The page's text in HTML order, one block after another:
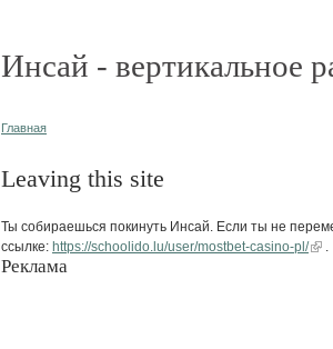
Инсай - вертикальное
Главная
Leaving this site
Ты собираешься покинуть Инсай. Если ты не
ссылке: https://schoolido.lu/user/mostbet-casino-pl/
Реклама